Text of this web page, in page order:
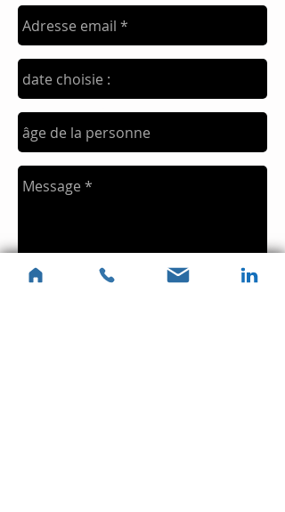
src="
https://platform.linkedin.com/badg
es/js/profile.js"async defer></script>